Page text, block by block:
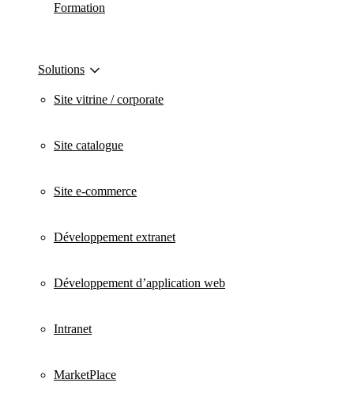
Formation
Solutions
Site vitrine / corporate
Site catalogue
Site e-commerce
Développement extranet
Développement d’application web
Intranet
MarketPlace